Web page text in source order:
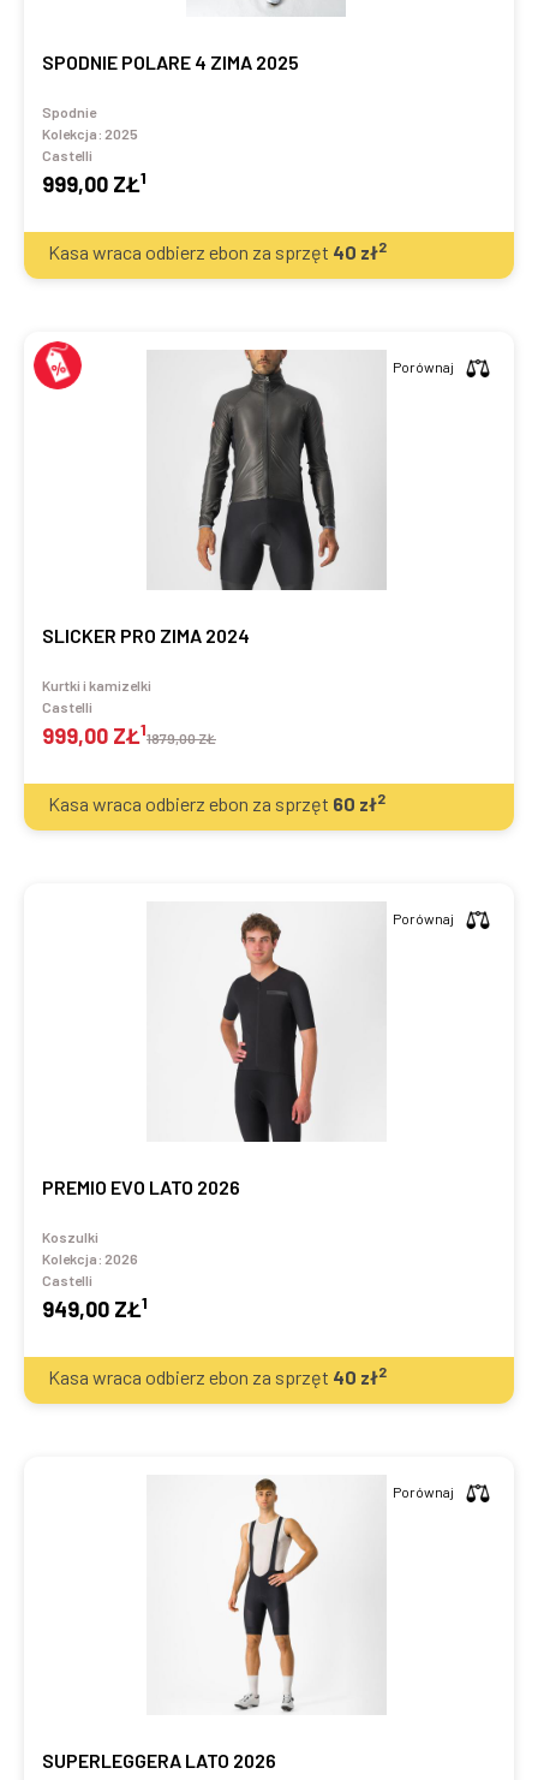
SPODNIE POLARE 4 ZIMA 2025
Spodnie
Kolekcja: 2025
Castelli
999,00 ZŁ1
Kasa wraca odbierz ebon za sprzęt 40 zł2
SLICKER PRO ZIMA 2024
Kurtki i kamizelki
Castelli
999,00 ZŁ11879,00 ZŁ
Porównaj
Kasa wraca odbierz ebon za sprzęt 60 zł2
PREMIO EVO LATO 2026
Koszulki
Kolekcja: 2026
Castelli
949,00 ZŁ1
Porównaj
Kasa wraca odbierz ebon za sprzęt 40 zł2
SUPERLEGGERA LATO 2026
Porównaj